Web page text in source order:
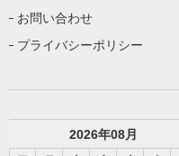
お問い合わせ
プライバシーポリシー
2026年08月